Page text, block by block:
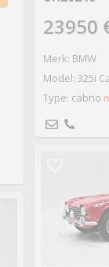
23950
Merk: BMW
Model: 325i
Type: cabrio